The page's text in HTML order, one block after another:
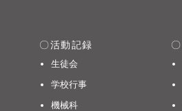
活動記録
生徒会
学校行事
機械科